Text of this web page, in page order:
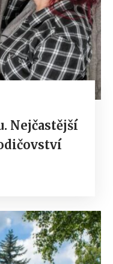
Nejčastější